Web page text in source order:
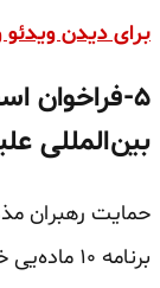
برای دیدن
۵-فراخوان
بین‌المللی
حمایت رهبران
برنامه ۱۰ ماده‌یی خانم مریم رجوی